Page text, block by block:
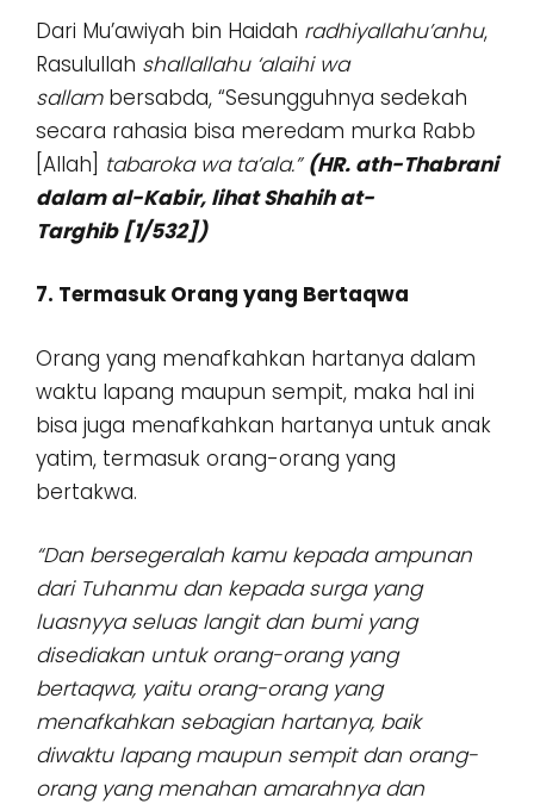
Dari Mu’awiyah bin Haidah radhiyallahu’anhu,
Rasulullah shallallahu ‘alaihi wa
sallambersabda, “Sesungguhnya sedekah
secara rahasia bisa meredam murka Rabb
[Allah] tabaroka wa ta’ala.” (HR. ath-Thabrani
dalam al-Kabir, lihat Shahih at-
Targhib [1/532])
7. Termasuk Orang yang Bertaqwa
Orang yang menafkahkan hartanya dalam
waktu lapang maupun sempit, maka hal ini
bisa juga menafkahkan hartanya untuk anak
yatim, termasuk orang-orang yang
bertakwa.
“Dan bersegeralah kamu kepada ampunan
dari Tuhanmu dan kepada surga yang
luasnyya seluas langit dan bumi yang
disediakan untuk orang-orang yang
bertaqwa, yaitu orang-orang yang
menafkahkan sebagian hartanya, baik
diwaktu lapang maupun sempit dan orang-
orang yang menahan amarahnya dan